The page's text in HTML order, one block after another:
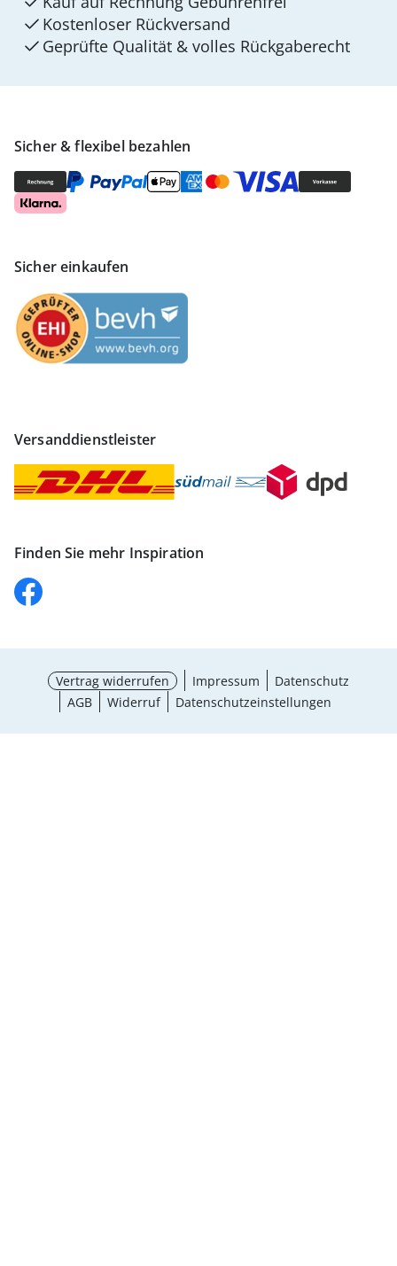
Sicher & flexibel bezahlen
Sicher einkaufen
Versanddienstleister
Finden Sie mehr Inspiration
Kostenloser Rückversand
Geprüfte Qualität & volles Rückgaberecht
Vertrag widerrufen Impressum
Datenschutz
AGB
Widerruf Datenschutzeinstellungen